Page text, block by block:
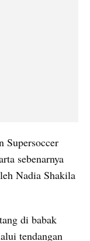
Supersoccer
sebenarnya
Nadia Shakila
di babak
tendangan